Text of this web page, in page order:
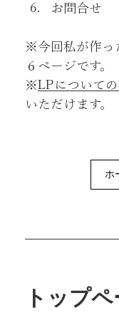
お問合せ
※今回私が作っ
６ページです。
※LPについて
いただけます。
ホ
トップ